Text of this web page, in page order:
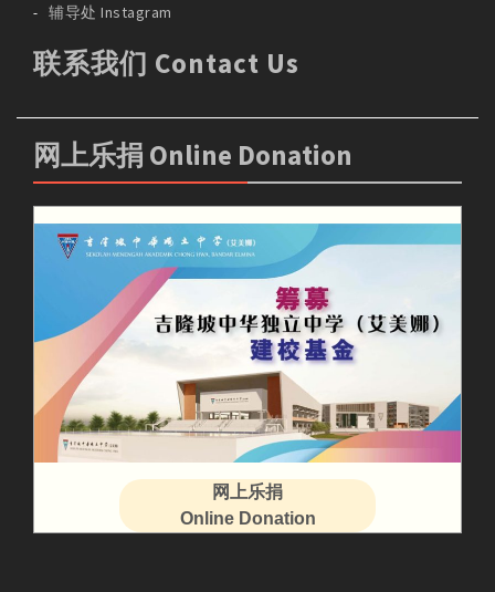
辅导处 Instagram
联系我们 Contact Us
网上乐捐 Online Donation
网上乐捐
Online Donation